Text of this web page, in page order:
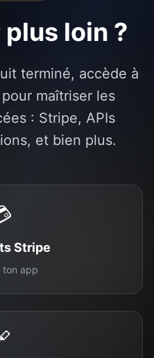
loin ?
terminé, accède à
maîtriser les
: Stripe, APIs
et bien plus.
Stripe
ton app